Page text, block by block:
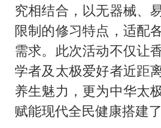
究相结合，以无器械、
限制的修习特点，适配
需求。此次活动不仅让
学者及太极爱好者近距
养生魅力，更为中华太
赋能现代全民健康搭建